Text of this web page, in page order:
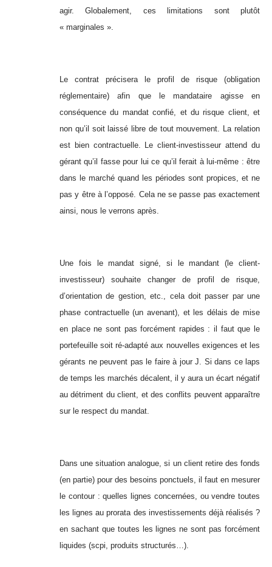
agir. Globalement, ces limitations sont plutôt
« marginales ».
Le contrat précisera le profil de risque (obligation
réglementaire) afin que le mandataire agisse en
conséquence du mandat confié, et du risque client, et
non qu’il soit laissé libre de tout mouvement. La relation
est bien contractuelle. Le client-investisseur attend du
gérant qu’il fasse pour lui ce qu’il ferait à lui-même : être
dans le marché quand les périodes sont propices, et ne
pas y être à l’opposé. Cela ne se passe pas exactement
ainsi, nous le verrons après.
Une fois le mandat signé, si le mandant (le client-
investisseur) souhaite changer de profil de risque,
d’orientation de gestion, etc., cela doit passer par une
phase contractuelle (un avenant), et les délais de mise
en place ne sont pas forcément rapides : il faut que le
portefeuille soit ré-adapté aux nouvelles exigences et les
gérants ne peuvent pas le faire à jour J. Si dans ce laps
de temps les marchés décalent, il y aura un écart négatif
au détriment du client, et des conflits peuvent apparaître
sur le respect du mandat.
Dans une situation analogue, si un client retire des fonds
(en partie) pour des besoins ponctuels, il faut en mesurer
le contour : quelles lignes concernées, ou vendre toutes
les lignes au prorata des investissements déjà réalisés ?
en sachant que toutes les lignes ne sont pas forcément
liquides (scpi, produits structurés…).